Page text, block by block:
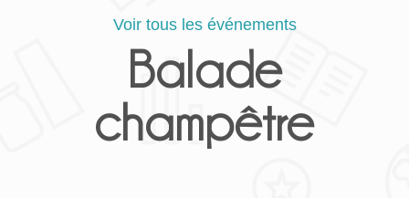
Voir tous les événements
Balade
champêtre